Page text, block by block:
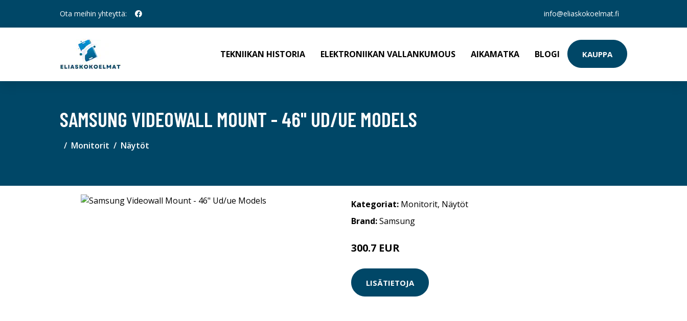
Ota meihin yhteyttä: info@eliaskokoelmat.fi
TEKNIIKAN HISTORIA ELEKTRONIIKAN VALLANKUMOUS AIKAMATKA BLOGI KAUPPA
SAMSUNG VIDEOWALL MOUNT - 46" UD/UE MODELS
Monitorit Näytöt
Kategoriat: Monitorit, Näytöt
Brand:Samsung
300.7 EUR
LISÄTIETOJA